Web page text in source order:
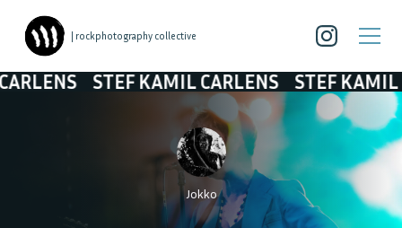
| rockphotography collective
STEF KAMIL CARLENS STEF KAMIL
Jokko